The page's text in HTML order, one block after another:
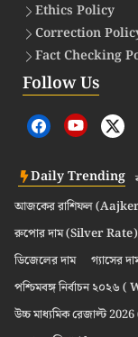
Ethics Policy
Correction
Fact Checking
Follow Us
Daily Trending
আজকের রাশিফল
রুপোর দাম (Silver Rate)
ডিজেলের দাম
গ্যাসের
পশ্চিমবঙ্গ নির্বাচন
উচ্চ মাধ্যমিক রেজাল্ট